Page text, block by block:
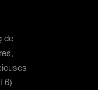
de
6)